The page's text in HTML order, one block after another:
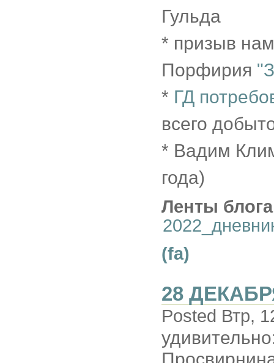
Гульда
* призыв
Порфирия
* ГД
всего
* Вадим
года)
Ленты
(fa)
28
Posted Втр,